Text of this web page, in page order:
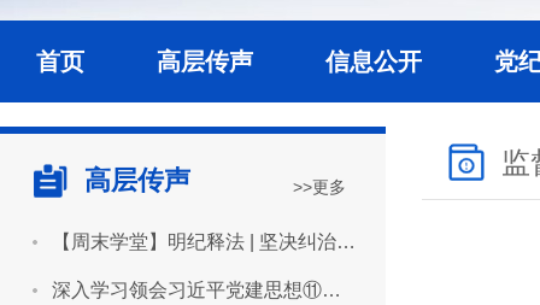
首页 高层传声 信息公开 党
高层传声 >>更多
【周末学堂】明纪释法 | 坚决纠治“形象工程”“政绩工程”
深入学习领会习近平党建思想⑪坚持用严明的纪律管全党治全党
监